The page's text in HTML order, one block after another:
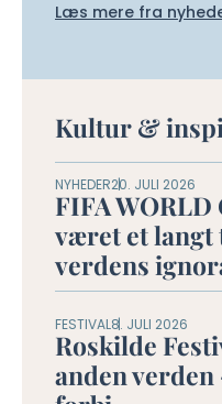
Læs mere fra
Kultur &
NYHEDER20. JULI 2026
FIFA WORLD
været et langt
verdens
FESTIVAL8. JULI 2026
Roskilde
anden